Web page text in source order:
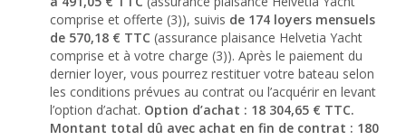
comprise et offerte (3)), suivis de 174 loyers mensuels
de 570,18 € TTC (assurance plaisance Helvetia Yacht
comprise et à votre charge (3)). Après le paiement du
dernier loyer, vous pourrez restituer votre bateau selon
les conditions prévues au contrat ou l’acquérir en levant
l’option d’achat. Option d’achat : 18 304,65 € TTC.
Montant total dû avec achat en fin de contrat : 180